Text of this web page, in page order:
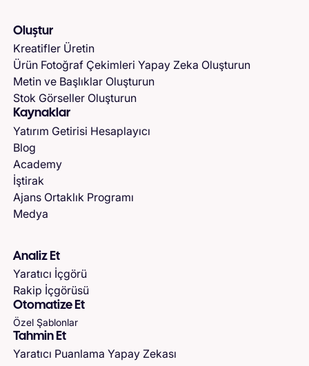
Oluştur
Kreatifler Üretin
Ürün Fotoğraf Çekimleri Yapay Zeka Oluşturun
Metin ve Başlıklar Oluşturun
Stok Görseller Oluşturun
Kaynaklar
Yatırım Getirisi Hesaplayıcı
Blog
Academy
İştirak
Ajans Ortaklık Programı
Medya
Analiz Et
Yaratıcı İçgörü
Rakip İçgörüsü
Otomatize Et
Özel Şablonlar
Tahmin Et
Yaratıcı Puanlama Yapay Zekası